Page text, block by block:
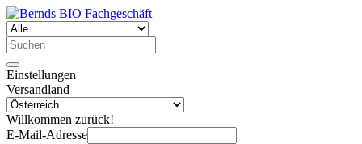
Einstellungen
Versandland
Willkommen zurück!
E-Mail-Adresse